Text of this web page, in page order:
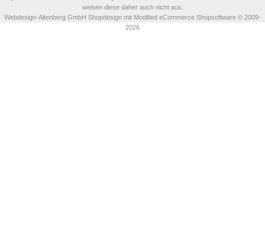
weisen diese daher auch nicht aus.
Webdesign-Altenberg GmbH Shopdesign mit Modified eCommerce Shopsoftware © 2009-
2026